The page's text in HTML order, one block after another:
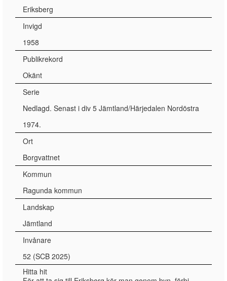
Eriksberg
Invigd
1958
Publikrekord
Okänt
Serie
Nedlagd. Senast i div 5 Jämtland/Härjedalen Nordöstra
1974.
Ort
Borgvattnet
Kommun
Ragunda kommun
Landskap
Jämtland
Invånare
52 (SCB 2025)
Hitta hit